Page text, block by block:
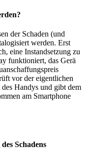
der Schaden (und
werden. Erst
eine Instandsetzung zu
funktioniert, das Gerä
vor der eigentlichen
Handys und gibt dem
am Smartphone
Schadens